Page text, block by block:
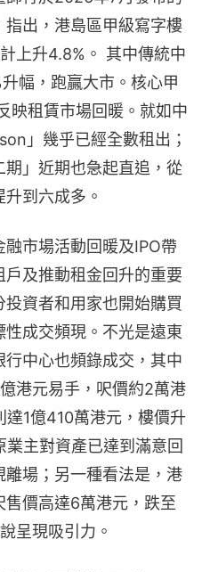
指出，港島區甲級寫字樓
上升4.8%。 其中傳統中
幅，跑贏大市。核心甲
映租賃市場回暖。就如中
」幾乎已經全數租出；
」近期也急起直追，從
到六成多。
市場活動回暖及IPO帶
及推動租金回升的重要
資者和用家也開始購買
成交頻現。不光是遠東
中心也頻錄成交，其中
港元易手，呎價約2萬港
1億410萬港元，樓價升
主對資產已達到滿意回
場；另一種看法是，港
價高達6萬港元，跌至
呈現吸引力。